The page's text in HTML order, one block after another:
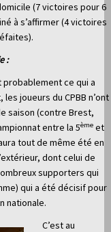
(7 victoires pour 6
à s’affirmer (4 victoires
:
probablement ce qui a
joueurs du CPBB n’ont
saison (contre Brest,
entre la 5ème et
tout de même été en
dont celui de
supporters qui
qui a été décisif pour
nationale.
C’est au